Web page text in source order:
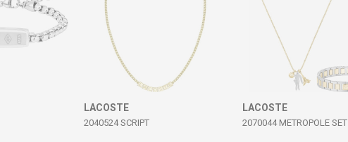
LACOSTE
2040524 SCRIPT
LACOSTE
2070044 METROPOLE SET